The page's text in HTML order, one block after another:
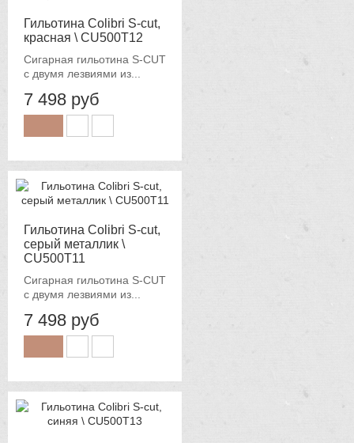
Гильотина Colibri S-cut,
красная \ CU500T12
Сигарная гильотина S-CUT
с двумя лезвиями из...
7 498 руб
Гильотина Colibri S-cut,
серый металлик \
CU500T11
Сигарная гильотина S-CUT
с двумя лезвиями из...
7 498 руб